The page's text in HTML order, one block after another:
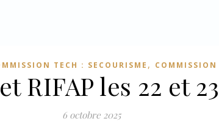
TECH : SECOURISME , COMMISSION
RIFAP les 22 et
6 octobre 2025